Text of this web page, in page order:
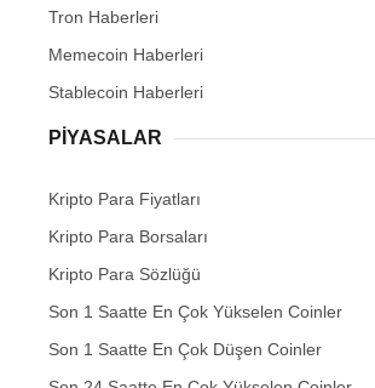
Tron Haberleri
Memecoin Haberleri
Stablecoin Haberleri
PIYASALAR
Kripto Para Fiyatları
Kripto Para Borsaları
Kripto Para Sözlüğü
Son 1 Saatte En Çok Yükselen Coinler
Son 1 Saatte En Çok Düşen Coinler